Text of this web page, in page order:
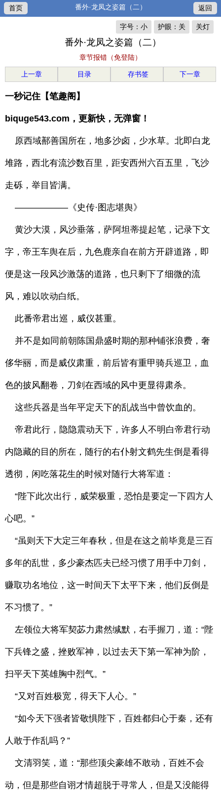
首页 番外·龙凤之姿篇（二） 返回
关灯
护眼：关
字号：小
番外·龙凤之姿篇（二）
章节报错（免登陆）
上一章 目录 存书签 下一章
一秒记住【笔趣阁】
biquge543.com，更新快，无弹窗！
原西域鄯善国所在，地多沙卤，少水草。北即白龙
堆路，西北有流沙数百里，距安西州六百五里，飞沙
走砾，举目皆满。
——————《史传·图志堪舆》
黄沙大漠，风沙垂落，萨阿坦蒂提起笔，记录下文
字，帝王车舆在后，九色鹿亲自在前方开辟道路，即
便是这一段风沙激荡的道路，也只剩下了细微的流
风，难以吹动白纸。
此番帝君出巡，威仪甚重。
并不是如同前朝陈国鼎盛时期的那种铺张浪费，奢
侈华丽，而是威仪肃重，前后皆有重甲骑兵巡卫，血
色的披风翻卷，刀剑在西域的风中更显得肃杀。
这些兵器是当年平定天下的乱战当中曾饮血的。
帝君此行，隐隐震动天下，许多人不明白帝君行动
内隐藏的目的所在，随行的右仆射文鹤先生倒是看得
透彻，闲吃落花生的时候对随行大将军道：
“陛下此次出行，威荣极重，恐怕是要定一下四方人
心吧。”
“虽则天下大定三年春秋，但是在这之前毕竟是三百
多年的乱世，多少豪杰匹夫已经习惯了用手中刀剑，
赚取功名地位，这一时间天下太平下来，他们反倒是
不习惯了。”
左领位大将军契苾力肃然缄默，右手握刀，道：“陛
下兵锋之盛，挫败军神，以过去天下第一军神为阶，
扫平天下英雄胸中烈气。”
“又对百姓极宽，得天下人心。”
“如今天下强者皆敬惧陛下，百姓都归心于秦，还有
人敢于作乱吗？”
文清羽笑，道：“那些顶尖豪雄不敢动，百姓不会
动，但是那些自诩才情超脱于寻常人，但是又没能得